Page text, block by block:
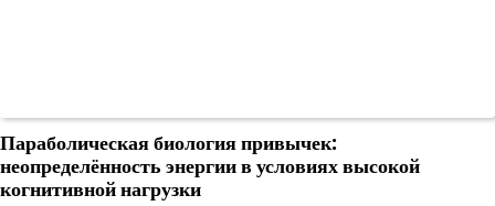
Параболическая биология привычек:
неопределённость энергии в условиях высокой
когнитивной нагрузки